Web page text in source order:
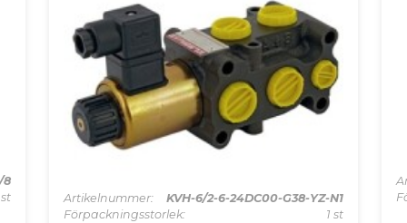
8
st Artikelnummer:
KVH-6/2-6-24DC00-G38-YZ-N1
Förpackningsstorlek:
1 st